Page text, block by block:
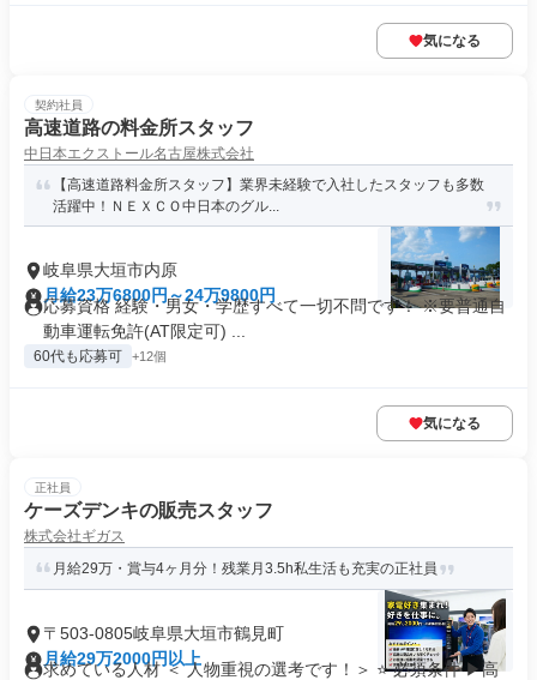
気になる
契約社員
高速道路の料金所スタッフ
中日本エクストール名古屋株式会社
【高速道路料金所スタッフ】業界未経験で入社したスタッフも多数
活躍中！ＮＥＸＣＯ中日本のグル...
岐阜県大垣市内原
月給23万6800円～24万9800円
応募資格 経験・男女・学歴すべて一切不問です！ ※要普通自
動車運転免許(AT限定可) ...
60代も応募可 +12個
気になる
正社員
ケーズデンキの販売スタッフ
株式会社ギガス
月給29万・賞与4ヶ月分！残業月3.5h私生活も充実の正社員
〒503-0805岐阜県大垣市鶴見町
月給29万2000円以上
求めている人材 ＜ 人物重視の選考です！＞ ⭐ 必須条件 ▶高